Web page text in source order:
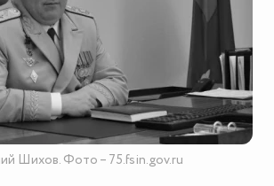
Шихов. Фото – 75.fsin.gov.ru